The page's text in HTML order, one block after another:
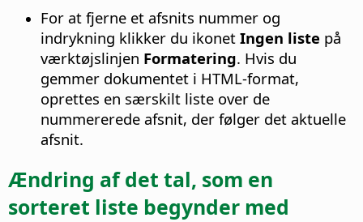
For at fjerne et afsnits nummer og
indrykning klikker du ikonet Ingen liste på
værktøjslinjen Formatering. Hvis du
gemmer dokumentet i HTML-format,
oprettes en særskilt liste over de
nummererede afsnit, der følger det aktuelle
afsnit.
Ændring af det tal, som en
sorteret liste begynder med